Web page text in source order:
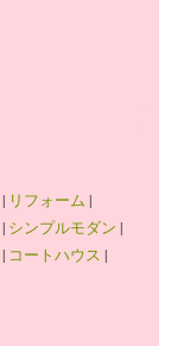
| リフォーム |
| シンプルモダン |
| コートハウス |